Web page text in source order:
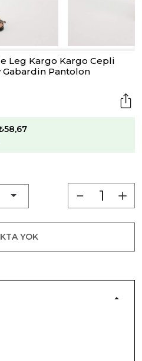
Leg Kargo Kargo Cepli
Pantolon
YOK